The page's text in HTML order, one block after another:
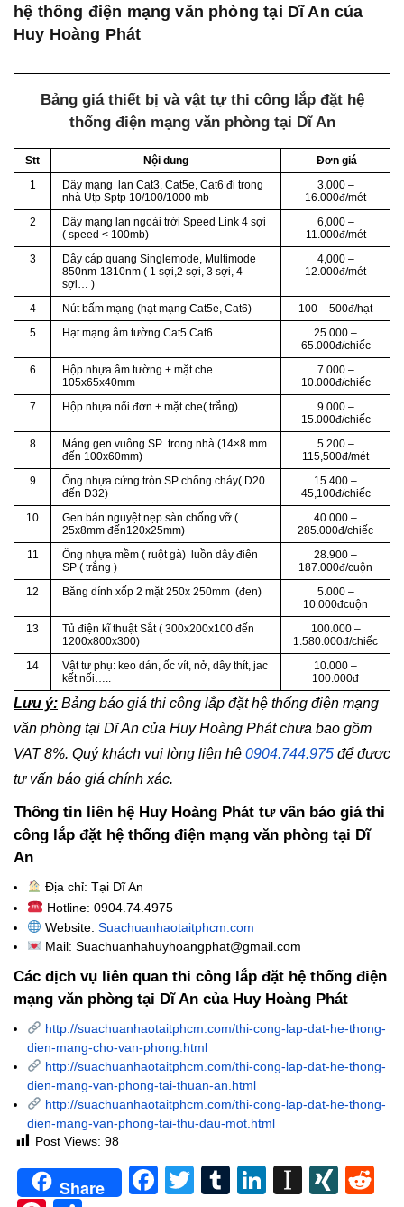
hệ thống điện mạng văn phòng tại Dĩ An của
Huy Hoàng Phát
Bảng giá thiết bị và vật tự thi công lắp đặt hệ
thống điện mạng văn phòng tại Dĩ An
Stt Nội dung
Đơn giá
1
Dây mạng lan Cat3, Cat5e, Cat6 đi trong
nhà Utp Sptp 10/100/1000 mb
3.000 –
16.000đ/mét
2
Dây mạng lan ngoài trời Speed Link 4 sợi
( speed < 100mb)
6,000 –
11.000đ/mét
3
Dây cáp quang Singlemode, Multimode
850nm-1310nm ( 1 sợi,2 sợi, 3 sợi, 4
sợi… )
4,000 –
12.000đ/mét
4 Nút bấm mạng (hạt mạng Cat5e, Cat6)
100 – 500đ/hạt
5
Hạt mạng âm tường Cat5 Cat6
25.000 –
65.000đ/chiếc
6
Hộp nhựa âm tường + mặt che
105x65x40mm
7.000 –
10.000đ/chiếc
7
Hộp nhựa nổi đơn + mặt che( trắng)
9.000 –
15.000đ/chiếc
8
Máng gen vuông SP trong nhà (14×8 mm
đến 100x60mm)
5.200 –
115,500đ/mét
9
Ống nhựa cứng tròn SP chống cháy( D20
đến D32)
15.400 –
45,100đ/chiếc
10
Gen bán nguyệt nẹp sàn chống vỡ (
25x8mm đến120x25mm)
40.000 –
285.000đ/chiếc
11
Ống nhựa mềm ( ruột gà) luồn dây điên
SP ( trắng )
28.900 –
187.000đ/cuộn
12
Băng dính xốp 2 mặt 250x 250mm (đen)
5.000 –
10.000đcuộn
13
Tủ điện kĩ thuật Sắt ( 300x200x100 đến
1200x800x300)
100.000 –
1.580.000đ/chiếc
14
Vật tư phụ: keo dán, ốc vít, nở, dây thít, jac
kết nối…..
10.000 –
100.000đ
Lưu ý: Bảng báo giá thi công lắp đặt hệ thống điện mạng
văn phòng tại Dĩ An của Huy Hoàng Phát chưa bao gồm
VAT 8%. Quý khách vui lòng liên hệ 0904.744.975 để được
tư vấn báo giá chính xác.
Thông tin liên hệ Huy Hoàng Phát tư vấn báo giá thi
công lắp đặt hệ thống điện mạng văn phòng tại Dĩ
An
Địa chỉ: Tại Dĩ An
Hotline: 0904.74.4975
Website: Suachuanhaotaitphcm.com
Mail: Suachuanhahuyhoangphat@gmail.com
Các dịch vụ liên quan thi công lắp đặt hệ thống điện
mạng văn phòng tại Dĩ An của Huy Hoàng Phát
http://suachuanhaotaitphcm.com/thi-cong-lap-dat-he-thong-
dien-mang-cho-van-phong.html
http://suachuanhaotaitphcm.com/thi-cong-lap-dat-he-thong-
dien-mang-van-phong-tai-thuan-an.html
http://suachuanhaotaitphcm.com/thi-cong-lap-dat-he-thong-
dien-mang-van-phong-tai-thu-dau-mot.html
Post Views: 98
Share Facebook
TwitterTumblrLinkedIn